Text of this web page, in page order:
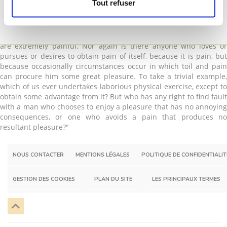
Tout refuser
teachings of the great explorer of the truth, the master-builder of
human happiness. No one rejects, dislikes, or avoids pleasure
itself, because it is pleasure, but because those who do not know
are extremely painful. Nor again is there anyone who loves or
pursues or desires to obtain pain of itself, because it is pain, but
because occasionally circumstances occur in which toil and pain
can procure him some great pleasure. To take a trivial example,
which of us ever undertakes laborious physical exercise, except to
obtain some advantage from it? But who has any right to find fault
with a man who chooses to enjoy a pleasure that has no annoying
consequences, or one who avoids a pain that produces no
resultant pleasure?"
NOUS CONTACTER MENTIONS LÉGALES POLITIQUE DE
GESTION DES COOKIES PLAN DU SITE LES PRINCIPAUX TERMES
